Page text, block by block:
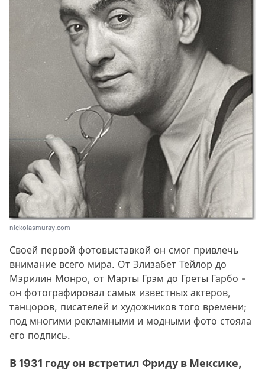
nickolasmuray.com
Своей первой фотовыставкой он смог привлечь
внимание всего мира. От Элизабет Тейлор до
Мэрилин Монро, от Марты Грэм до Греты Гарбо -
он фотографировал самых известных актеров,
танцоров, писателей и художников того времени;
под многими рекламными и модными фото стояла
его подпись.
В 1931 году он встретил Фриду в Мексике,